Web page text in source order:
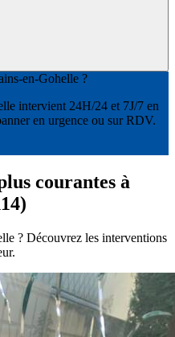
en-Gohelle ?
intervient 24H/24 et 7J/7 en
en urgence ou sur RDV.
courantes à
? Découvrez les interventions